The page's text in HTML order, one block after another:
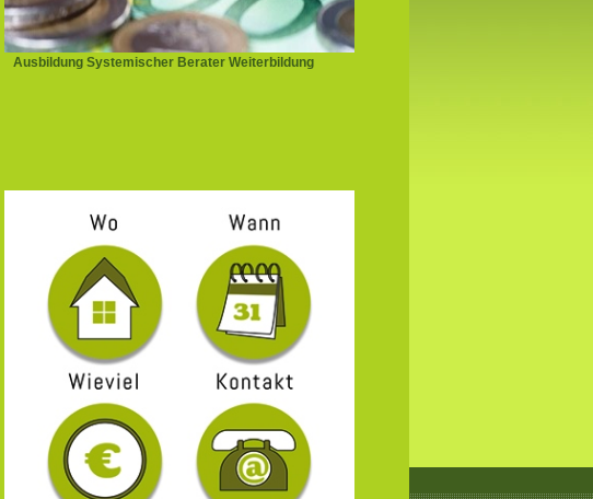
Ausbildung Systemischer Berater Weiterbildung